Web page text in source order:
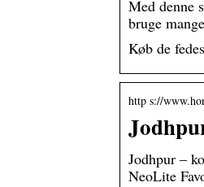
Med denne
bruge
Køb de
http s://
Jodhpur –
NeoLite